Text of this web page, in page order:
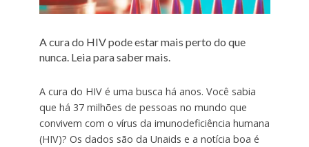
A cura do HIV pode estar mais perto do que
nunca. Leia para saber mais.
A cura do HIV é uma busca há anos. Você sabia
que há 37 milhões de pessoas no mundo que
convivem com o vírus da imunodeficiência humana
(HIV)? Os dados são da Unaids e a notícia boa é